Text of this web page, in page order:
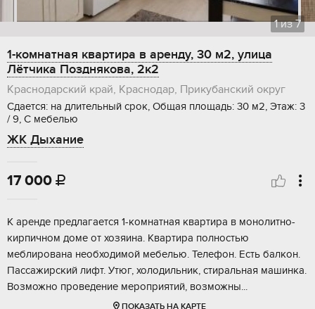
1из7
1-комнатная квартира в аренду, 30 м2, улица
Лётчика Позднякова, 2к2
Краснодарский край, Краснодар, Прикубанский округ
Сдается: на длительный срок, Общая площадь: 30 м2, Этаж: 3
/ 9, С мебелью
ЖК Дыхание
17 000 
К аренде предлагается 1-комнатная квартира в монолитно-
кирпичном доме от хозяина. Квартира полностью
меблирована необходимой мебелью. Телефон. Есть балкон.
Пассажирский лифт. Утюг, холодильник, стиральная машинка.
Возможно проведение мероприятий, возможны...